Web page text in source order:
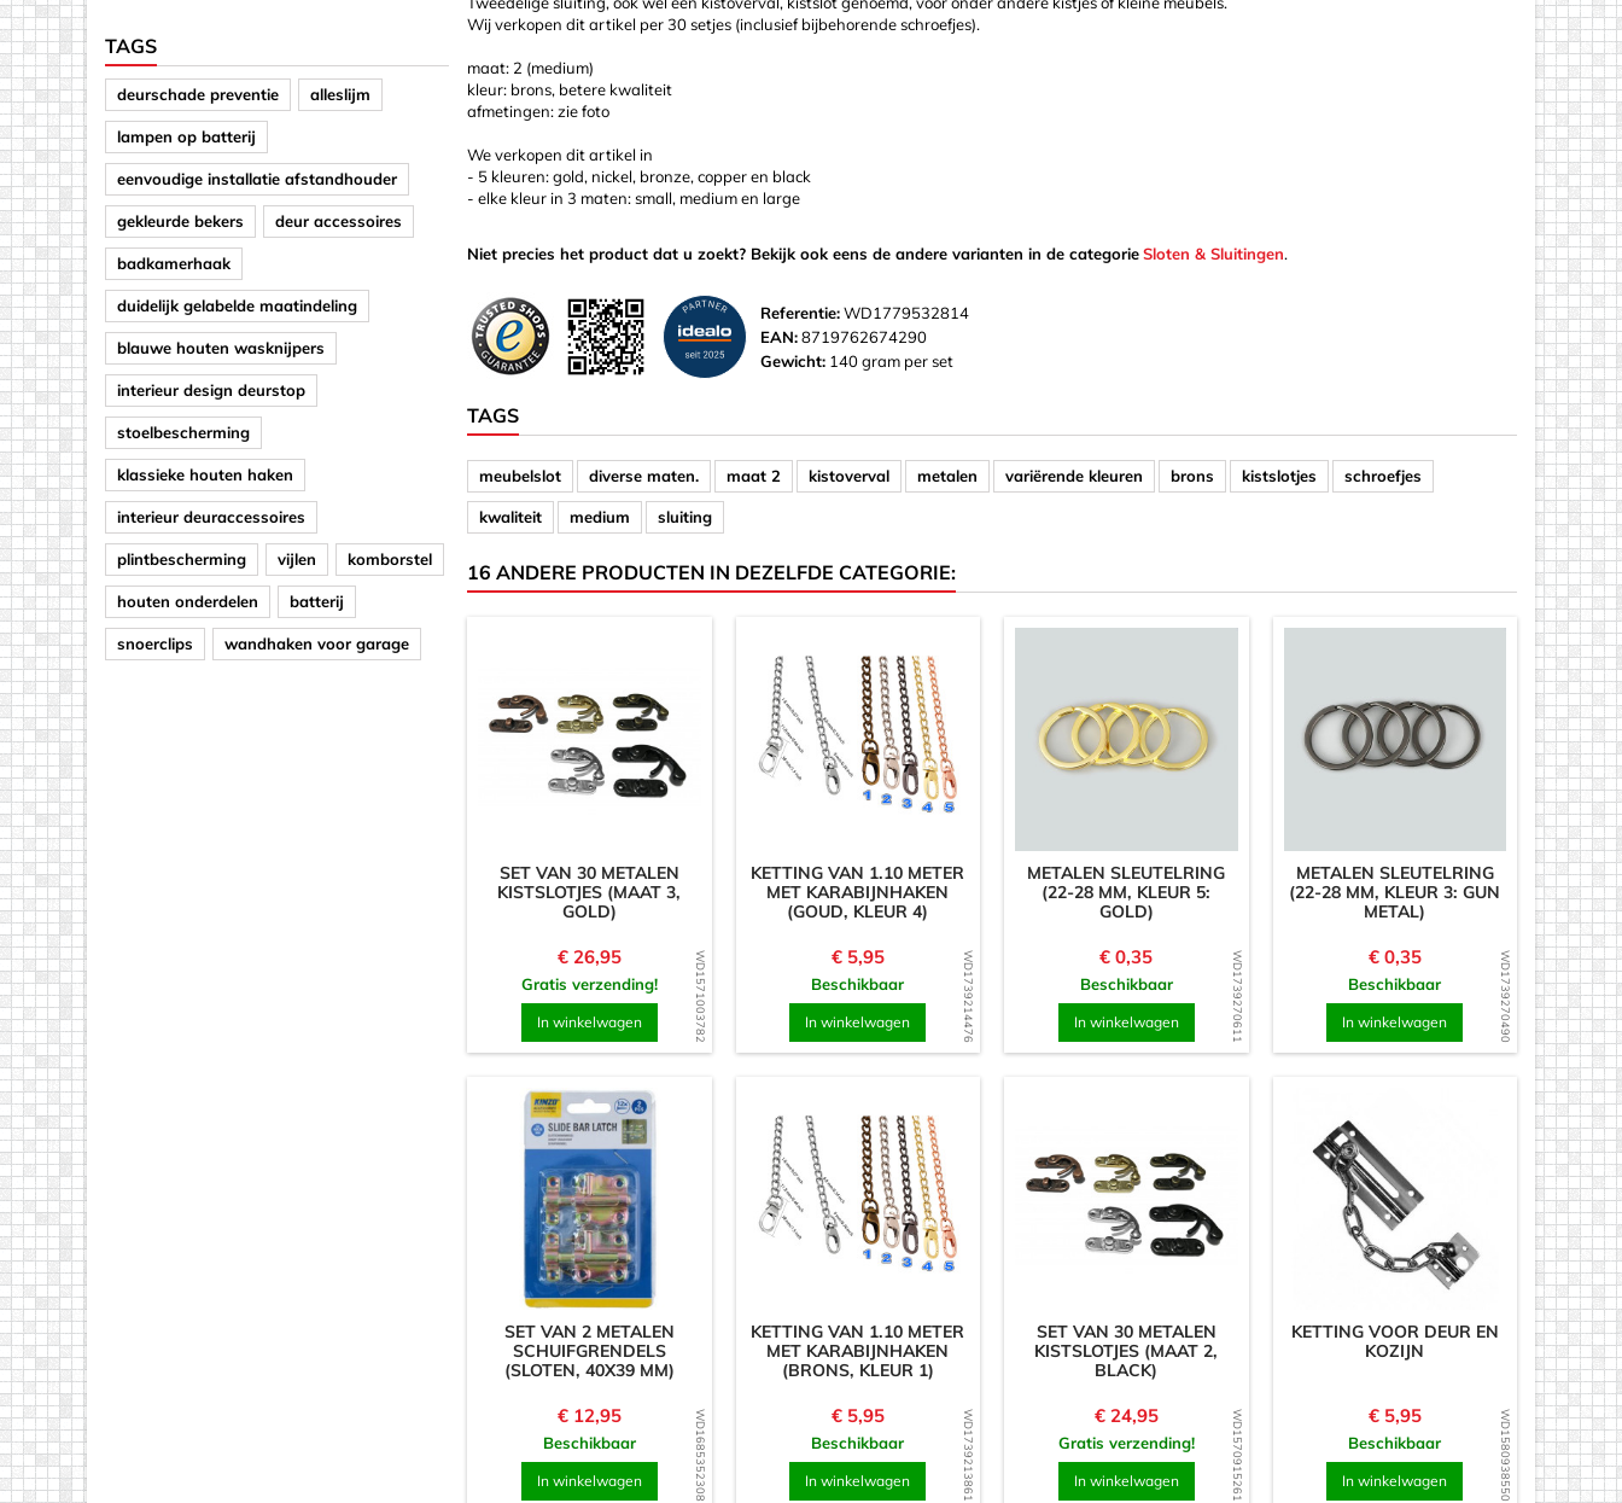
TAGS
deurschade preventie alleslijm
lampen op batterij
eenvoudige installatie afstandhouder
gekleurde bekers deur accessoires
badkamerhaak
duidelijk gelabelde maatindeling
blauwe houten wasknijpers
interieur design deurstop
stoelbescherming
klassieke houten haken
interieur deuraccessoires
plintbescherming vijlen komborstel
houten onderdelen batterij
snoerclips wandhaken voor garage
Wij verkopen dit artikel per 30 setjes (inclusief bijbehorende schroefjes).
maat: 2 (medium)
kleur: brons, betere kwaliteit
afmetingen: zie foto
We verkopen dit artikel in
- 5 kleuren: gold, nickel, bronze, copper en black
- elke kleur in 3 maten: small, medium en large
Niet precies het product dat u zoekt? Bekijk ook eens de andere varianten in de categorieSloten & Sluitingen.
Referentie:WD1779532814
EAN:8719762674290
Gewicht: 140 gram per set
TAGS
meubelslot diverse maten. maat 2 kistoverval metalen variërende kleuren brons kistslotjes schroefjes
kwaliteit medium sluiting
16 ANDERE PRODUCTEN IN DEZELFDE CATEGORIE:
WD1571003782
SET VAN 30 METALEN
KISTSLOTJES (MAAT 3,
GOLD)
Prijs
€ 26,95
Gratis verzending!
In winkelwagen WD1739214476
KETTING VAN 1.10 METER
MET KARABIJNHAKEN
(GOUD, KLEUR 4)
Prijs
€ 5,95
Beschikbaar
In winkelwagen WD1739270611
METALEN SLEUTELRING
(22-28 MM, KLEUR 5:
GOLD)
Prijs
€ 0,35
Beschikbaar
In winkelwagen WD1739270490
METALEN SLEUTELRING
(22-28 MM, KLEUR 3: GUN
METAL)
Prijs
€ 0,35
Beschikbaar
In winkelwagen
WD1685352308
SET VAN 2 METALEN
SCHUIFGRENDELS
(SLOTEN, 40X39 MM)
Prijs
€ 12,95
Beschikbaar
In winkelwagen WD1739213861
KETTING VAN 1.10 METER
MET KARABIJNHAKEN
(BRONS, KLEUR 1)
Prijs
€ 5,95
Beschikbaar
In winkelwagen WD1570915261
SET VAN 30 METALEN
KISTSLOTJES (MAAT 2,
BLACK)
Prijs
€ 24,95
Gratis verzending!
In winkelwagen WD1580938550
KETTING VOOR DEUR EN
KOZIJN
Prijs
€ 5,95
Beschikbaar
In winkelwagen